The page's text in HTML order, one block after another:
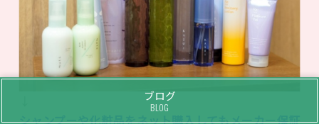
シャンプーや化粧品をネット購入してもメーカー保証
ブログ
BLOG